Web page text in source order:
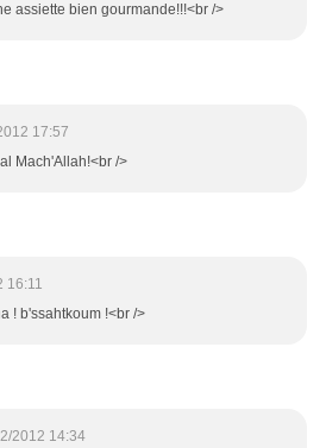
assiette bien gourmande!!!<br />
17:57
Mach'Allah!<br />
16:11
! b'ssahtkoum !<br />
2012 14:34